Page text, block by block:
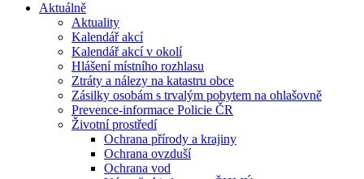
Aktuálně
Aktuality
Kalendář akcí
Kalendář akcí v okolí
Hlášení místního rozhlasu
Ztráty a nálezy na katastru obce
Zásilky osobám s trvalým pobytem na ohlašovně
Prevence-informace Policie ČR
Životní prostředí
Ochrana přírody a krajiny
Ochrana ovzduší
Ochrana vod